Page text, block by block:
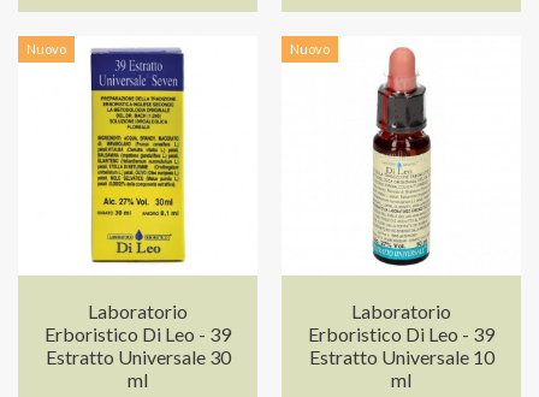
Nuovo
Laboratorio
Erboristico Di Leo - 39
Estratto Universale 30
ml
Nuovo
Laboratorio
Erboristico Di Leo - 39
Estratto Universale 10
ml